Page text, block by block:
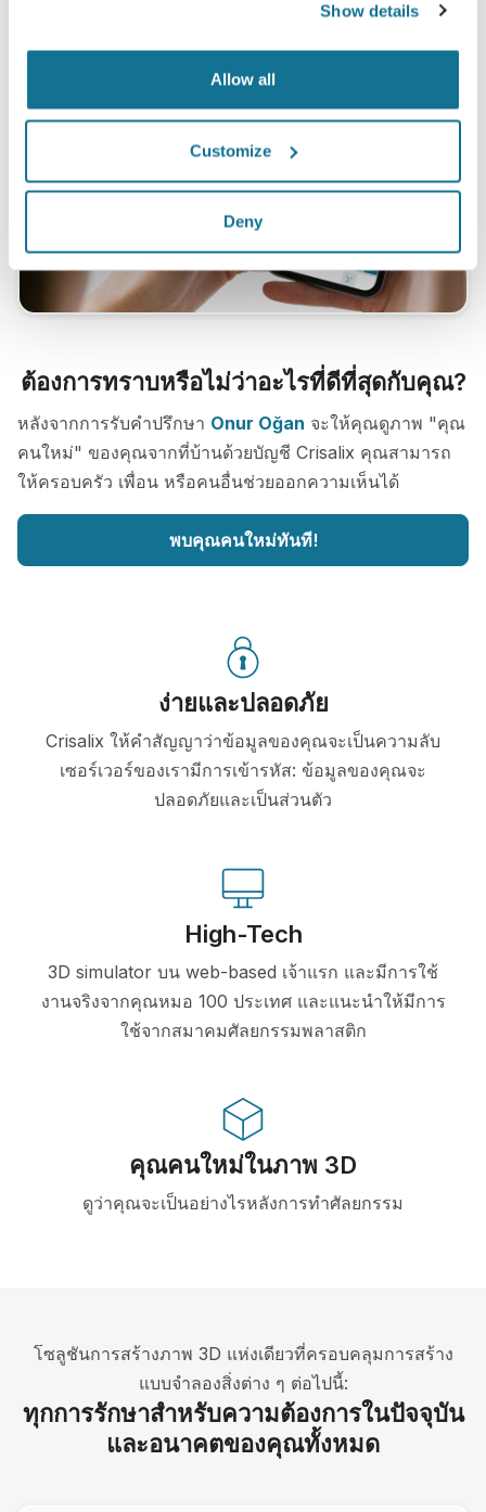
Show details
Allow all
Customize
Deny
ต้องการทราบหรือไม่ว่าอะไรที่ดีที่สุดกับคุณ?
หลังจากการรับคำปรึกษา Onur Oğan จะให้คุณดูภาพ "คุณ
คนใหม่" ของคุณจากที่บ้านด้วยบัญชี Crisalix คุณสามารถ
ให้ครอบครัว เพื่อน หรือคนอื่นช่วยออกความเห็นได้
พบคุณคนใหม่ทันที!
ง่ายและปลอดภัย
Crisalix ให้คำสัญญาว่าข้อมูลของคุณจะเป็นความลับ
เซอร์เวอร์ของเรามีการเข้ารหัส: ข้อมูลของคุณจะ
ปลอดภัยและเป็นส่วนตัว
High-Tech
3D simulator บน web-based เจ้าแรก และมีการใช้
งานจริงจากคุณหมอ 100 ประเทศ และแนะนำให้มีการ
ใช้จากสมาคมศัลยกรรมพลาสติก
คุณคนใหม่ในภาพ 3D
ดูว่าคุณจะเป็นอย่างไรหลังการทำศัลยกรรม
โซลูชันการสร้างภาพ 3D แห่งเดียวที่ครอบคลุมการสร้าง
แบบจำลองสิ่งต่าง ๆ ต่อไปนี้:
ทุกการรักษาสำหรับความต้องการในปัจจุบัน
และอนาคตของคุณทั้งหมด